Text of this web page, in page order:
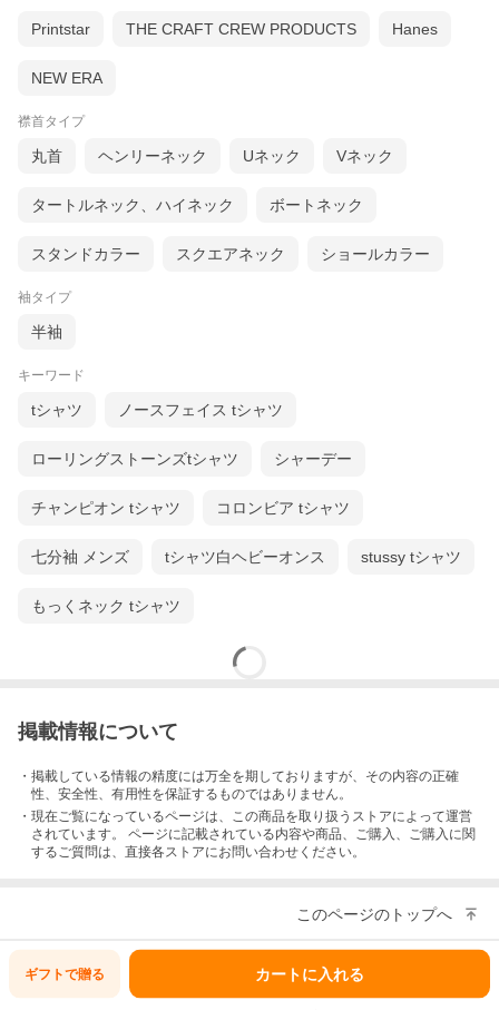
Printstar THE CRAFT CREW PRODUCTS Hanes
NEW ERA
襟首タイプ
丸首 ヘンリーネック Uネック Vネック
タートルネック、ハイネック ボートネック
スタンドカラー スクエアネック ショールカラー
袖タイプ
半袖
キーワード
tシャツ ノースフェイス tシャツ
ローリングストーンズtシャツ シャーデー
チャンピオン tシャツ コロンビア tシャツ
七分袖 メンズ tシャツ白ヘビーオンス stussy tシャツ
もっくネック tシャツ
掲載情報について
・掲載している情報の精度には万全を期しておりますが、その内容の正確
性、安全性、有用性を保証するものではありません。
・現在ご覧になっているページは、この商品を取り扱うストアによって運営
されています。 ページに記載されている内容や商品、ご購入 、ご購入に関
するご質問は、直接各ストアにお問い合わせください。
このページのトップへ
ギフトで贈る カートに入れる